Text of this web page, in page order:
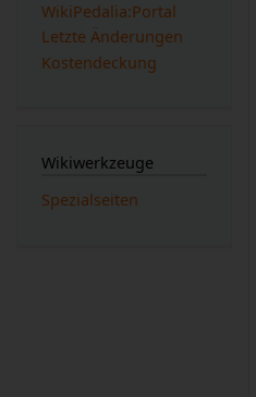
WikiPedalia:Portal
Letzte Änderungen
Kostendeckung
Wikiwerkzeuge
Spezialseiten